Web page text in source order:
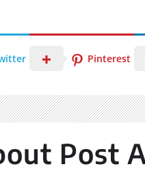
Pinterest
Post